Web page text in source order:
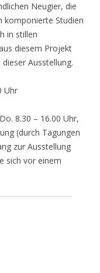
Neugier, die
komponierte Studien
in stillen
diesem Projekt
Ausstellung.
Uhr
8.30 – 16.00 Uhr,
(durch Tagungen
zur Ausstellung
sich vor einem